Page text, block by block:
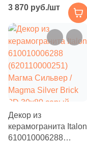
Магма Графит /
Magma Graphite Brick
3D 30x80 графит
натуральный / 3D/
объемный под
камень
3 870 руб./шт
Декор из
керамогранита Italon
610010006288